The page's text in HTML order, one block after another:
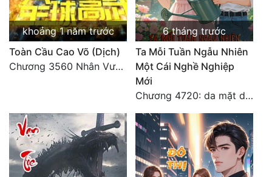
khoảng 1 năm trước
Toàn Cầu Cao Võ (Dịch)
Chương 3560 Nhân Vương trở về - END
6 tháng trước
Ta Mỗi Tuần Ngẫu Nhiên
Một Cái Nghề Nghiệp
Mới
Chương 4720: da mặt dày